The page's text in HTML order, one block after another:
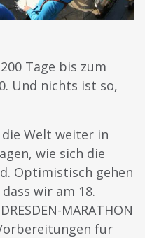
Tage bis zum
Und nichts ist so,
Welt weiter in
wie sich die
Optimistisch gehen
wir am 18.
MARATHON
für